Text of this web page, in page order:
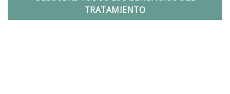
TRATAMIENTO